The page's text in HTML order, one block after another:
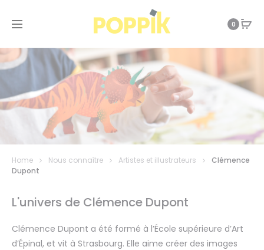
0
Home Nous connaître Artistes et illustrateurs
Clémence
Dupont
L'univers de Clémence Dupont
Clémence Dupont a été formé à l’École supérieure d’Art
d’Épinal, et vit à Strasbourg. Elle aime créer des images